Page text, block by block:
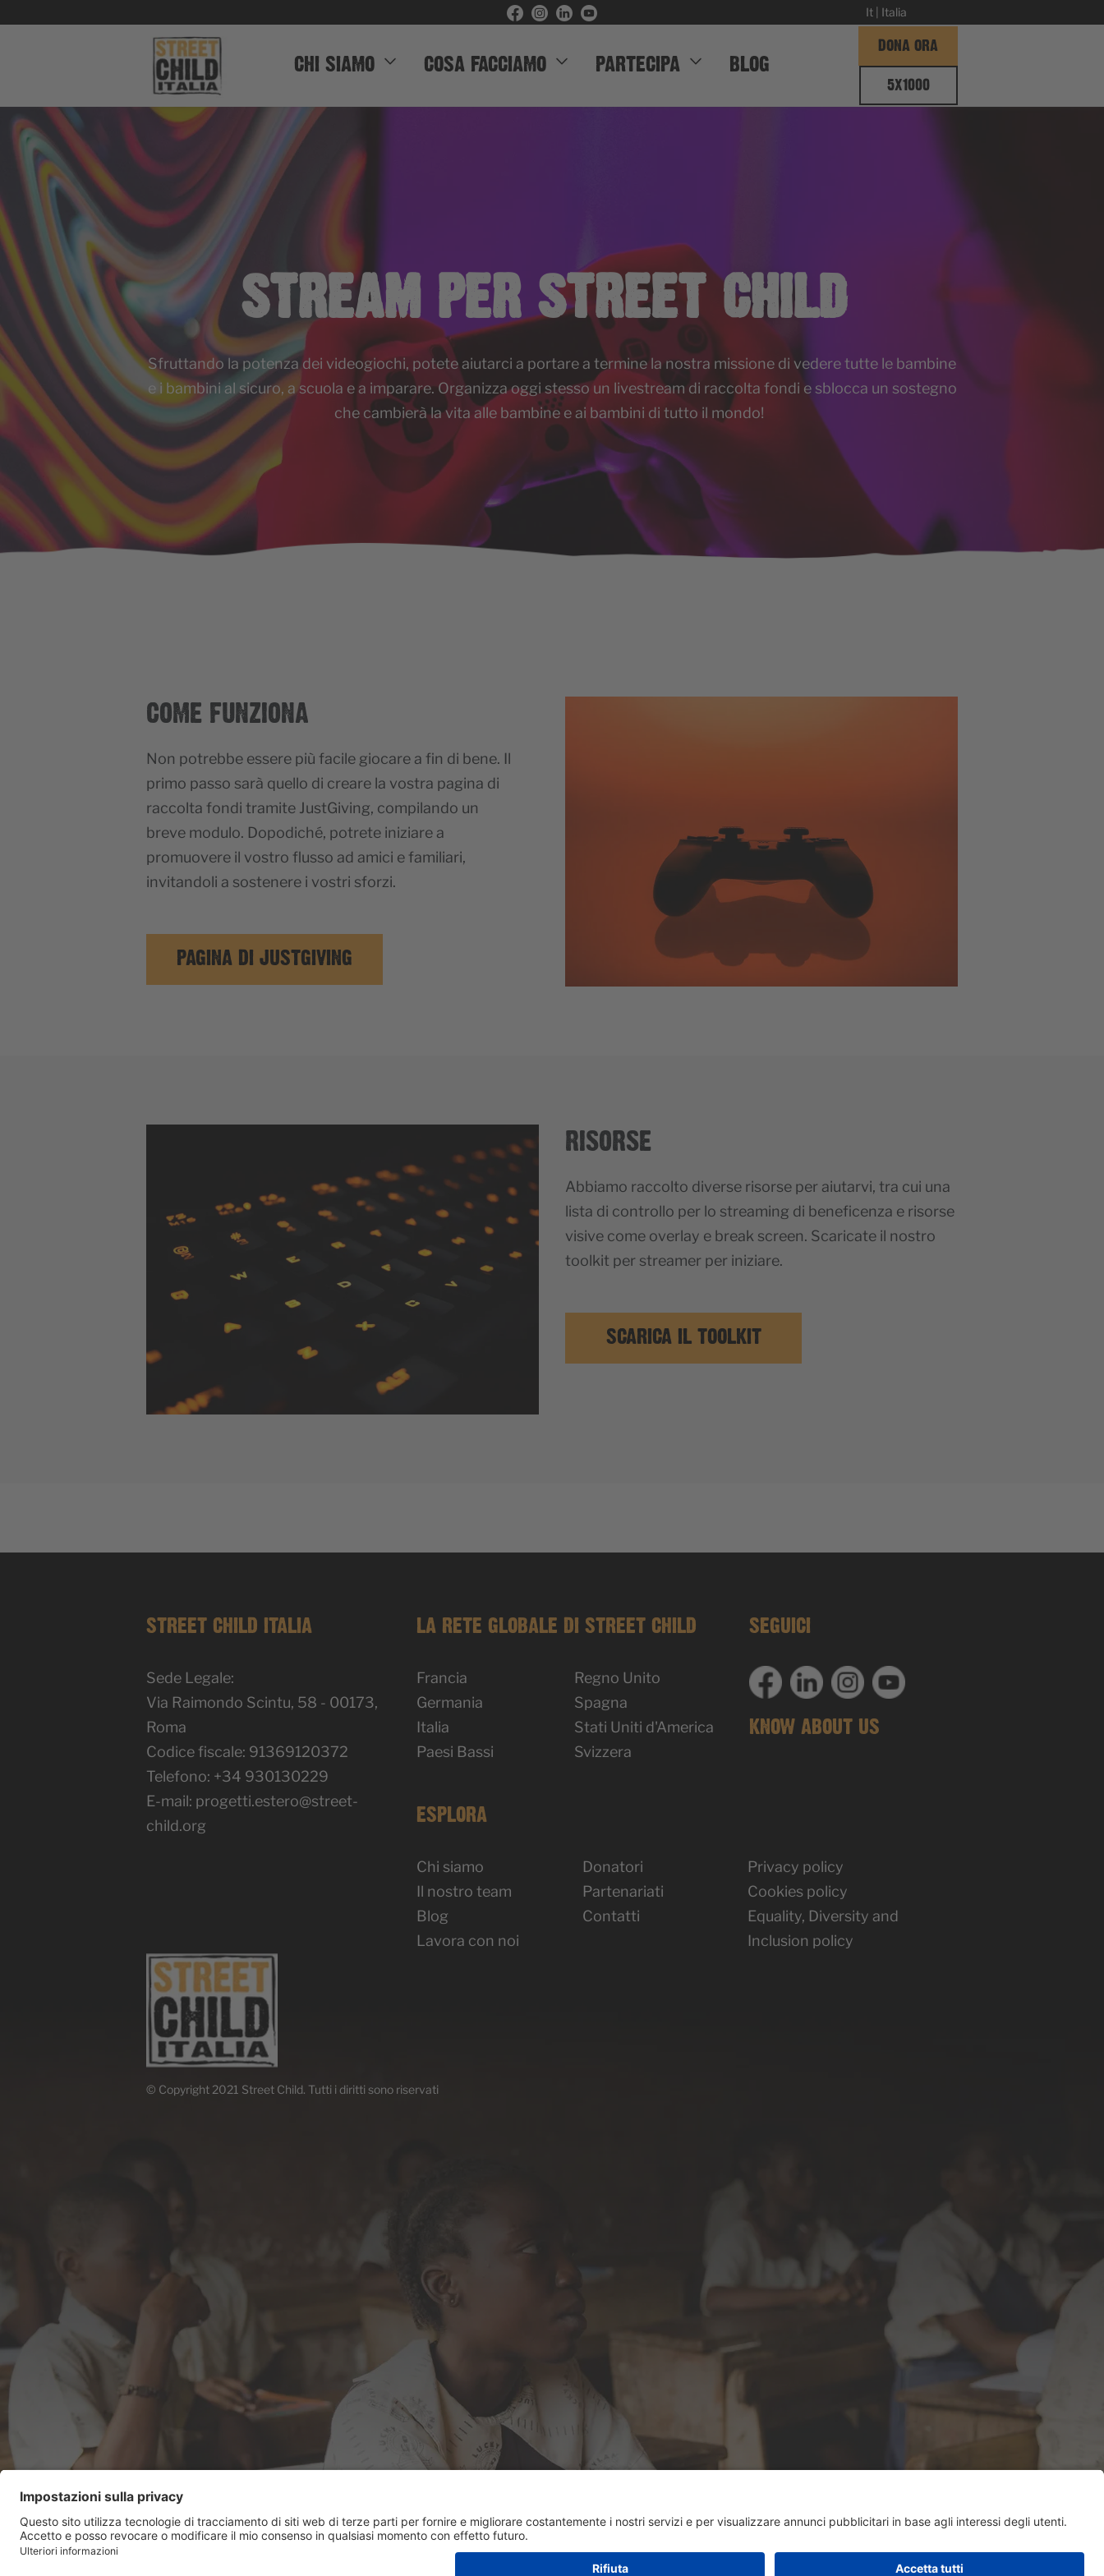
It | Italia
CHI SIAMO COSA FACCIAMO PARTECIPA BLOG
DONA ORA
5X1000
STREAM PER STREET CHILD
Sfruttando la potenza dei videogiochi, potete aiutarci a portare a termine la nostra missione di vedere tutte le bambine
e i bambini al sicuro, a scuola e a imparare. Organizza oggi stesso un livestream di raccolta fondi e sblocca un sostegno
che cambierà la vita alle bambine e ai bambini di tutto il mondo!
COME FUNZIONA
Non potrebbe essere più facile giocare a fin di bene. Il
primo passo sarà quello di creare la vostra pagina di
raccolta fondi tramite JustGiving, compilando un
breve modulo. Dopodiché, potrete iniziare a
promuovere il vostro flusso ad amici e familiari,
invitandoli a sostenere i vostri sforzi.
PAGINA DI JUSTGIVING
RISORSE
Abbiamo raccolto diverse risorse per aiutarvi, tra cui una
lista di controllo per lo streaming di beneficenza e risorse
visive come overlay e break screen. Scaricate il nostro
toolkit per streamer per iniziare.
SCARICA IL TOOLKIT
STREET CHILD ITALIA
Sede Legale:
Via Raimondo Scintu, 58 - 00173,
Roma
Codice fiscale: 91369120372
Telefono: +34 930130229
E-mail: progetti.estero@street-
child.org
LA RETE GLOBALE DI STREET CHILD
Francia
Germania
Italia
Paesi Bassi
Regno Unito
Spagna
Stati Uniti d'America
Svizzera
SEGUICI
KNOW ABOUT US
ESPLORA
Chi siamo
Il nostro team
Blog
Lavora con noi
Donatori
Partenariati
Contatti
Privacy policy
Cookies policy
Equality, Diversity and
Inclusion policy
© Copyright 2021 Street Child. Tutti i diritti sono riservati